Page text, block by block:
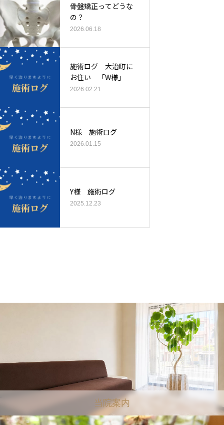
骨盤矯正ってどうな
の？
2026.06.18
施術ログ 大治町に
お住い 「W様」
2026.02.21
N様 施術ログ
2026.01.15
Y様 施術ログ
2025.12.23
当院案内